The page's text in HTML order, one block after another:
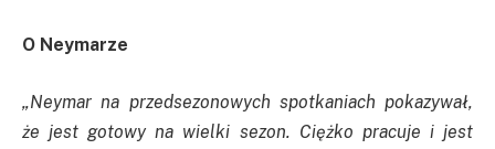
O Neymarze
„Neymar na przedsezonowych spotkaniach pokazywał,
że jest gotowy na wielki sezon. Ciężko pracuje i jest